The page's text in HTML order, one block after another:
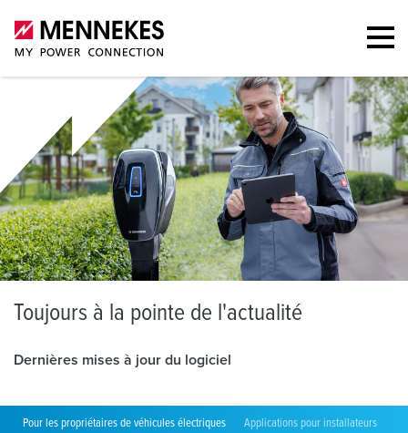
Toujours à la pointe de l'actualité
Dernières mises à jour du logiciel
Pour les propriétaires de véhicules électriques Applications pour installateurs